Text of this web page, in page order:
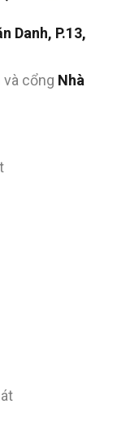
Danh, P.13,
và cổng Nhà